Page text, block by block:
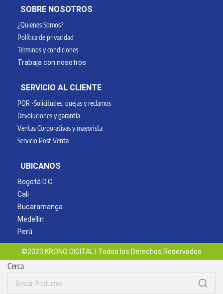
SOBRE NOSOTROS
¿Quienes Somos?
Política de privacidad
Términos y condiciones
Trabaja con nosotros
SERVICIO AL CLIENTE
PQR -Solicitudes, quejas y reclamos
Devoluciones y garantía
Ventas Corporativas y mayorista
Servicio Post Venta
UBICANOS
Bogotá D.C.
Cali
Bucaramanga
Medellin
Perú
©2023 KRONO DIGITAL | Todos los Derechos Reservados
Cerca